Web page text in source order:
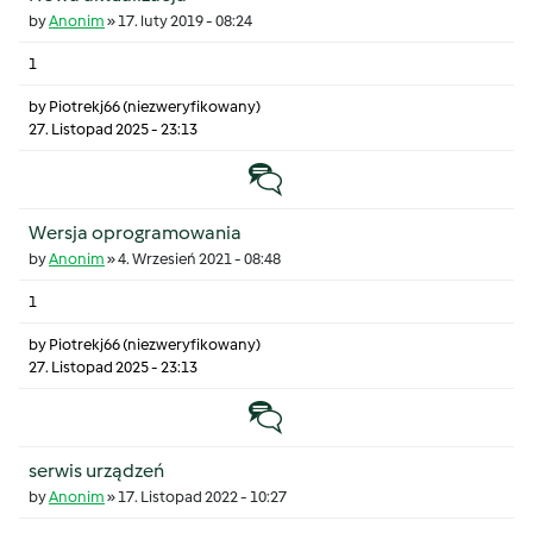
byAnonim »17. luty 2019 - 08:24
1
by Piotrekj66 (niezweryfikowany)
27. Listopad 2025 - 23:13
Temat zwyczajny
Wersja oprogramowania
byAnonim »4. Wrzesień 2021 - 08:48
1
by Piotrekj66 (niezweryfikowany)
27. Listopad 2025 - 23:13
Temat zwyczajny
serwis urządzeń
byAnonim »17. Listopad 2022 - 10:27